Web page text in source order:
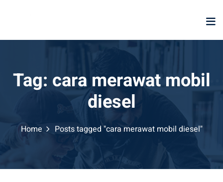
Tag: cara merawat mobil
diesel
Home Posts tagged "cara merawat mobil diesel"